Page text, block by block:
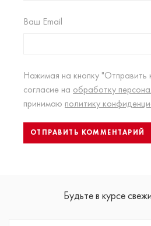
Ваш Email
Нажимая на кнопку
согласие на обработку
принимаю политику
Будьте в курсе